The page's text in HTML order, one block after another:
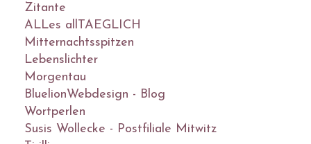
Zitante
ALLes allTAEGLICH
Mitternachtsspitzen
Lebenslichter
Morgentau
BluelionWebdesign - Blog
Wortperlen
Susis Wollecke - Postfiliale Mitwitz